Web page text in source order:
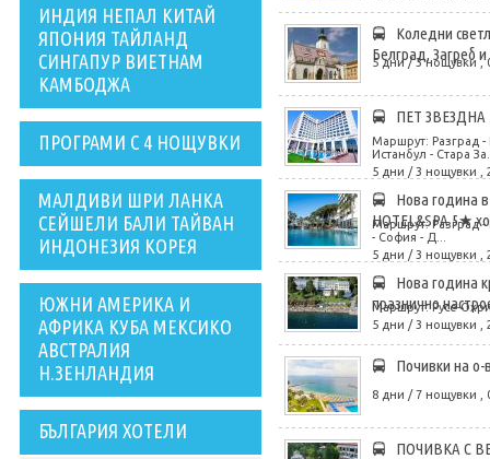
ИНДИЯ НЕПАЛ КИТАЙ
ЯПОНИЯ ТАЙЛАНД
СИНГАПУР ВИЕТНАМ
КАМБОДЖА
ПРОГРАМИ С 4 НОЩУВКИ
МАЛДИВИ ШРИ ЛАНКА
СЕЙШЕЛИ БАЛИ ТАЙВАН
ИНДОНЕЗИЯ КОРЕЯ
ЮЖНИ АМЕРИКА И
АФРИКА КУБА МЕКСИКО
АВСТРАЛИЯ
Н.ЗЕНЛАНДИЯ
БЪЛГАРИЯ ХОТЕЛИ
Коледни
Белград, Загреб
5 дни / 3 нощувки ,
ПЕТ ЗВЕЗДНА
Маршрут: Разград -
Истанбул - Стара
5 дни / 3 нощувки ,
Нова година
HOTEL&SPA 5★
Маршрут: Разград -
- София - Д...
5 дни / 3 нощувки ,
Нова година
празнично
Маршрут: Русе-
5 дни / 3 нощувки ,
Почивки на о-
8 дни / 7 нощувки ,
ПОЧИВКА С